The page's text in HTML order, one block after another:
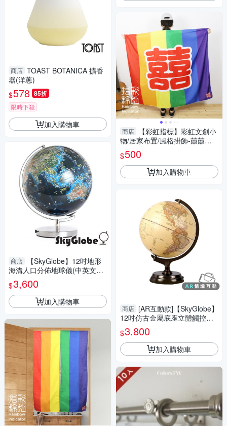
商店 TOAST BOTANICA 擴香
器(洋蔥)
$578 85折
限時下殺
加入購物車
商店
【SkyGlobe】12吋地形
海溝人口分佈地球儀(中英文對
照)(附燈)(中文版)-大件商品請
選宅配運送
$3,600
加入購物車
商店
【彩虹指標】彩虹文創小
物/居家布置/風格掛飾-囍囍款
掛毯
$500
加入購物車
商店 [AR互動款]【SkyGlobe】
12吋仿古金屬底座立體觸控式
地球儀-大件商品請選宅配運送
$3,800
加入購物車